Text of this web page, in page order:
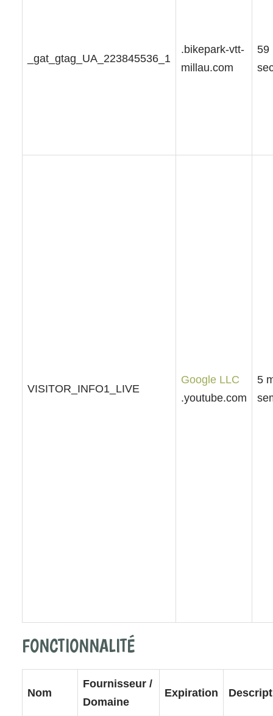
_gat_gtag_UA_223845536_1
.bikepark-vtt-
millau.com
59
VISITOR_INFO1_LIVE
Google LLC
.youtube.com
5
FONCTIONNALITÉ
Nom
Fournisseur /
Domaine
Expiration